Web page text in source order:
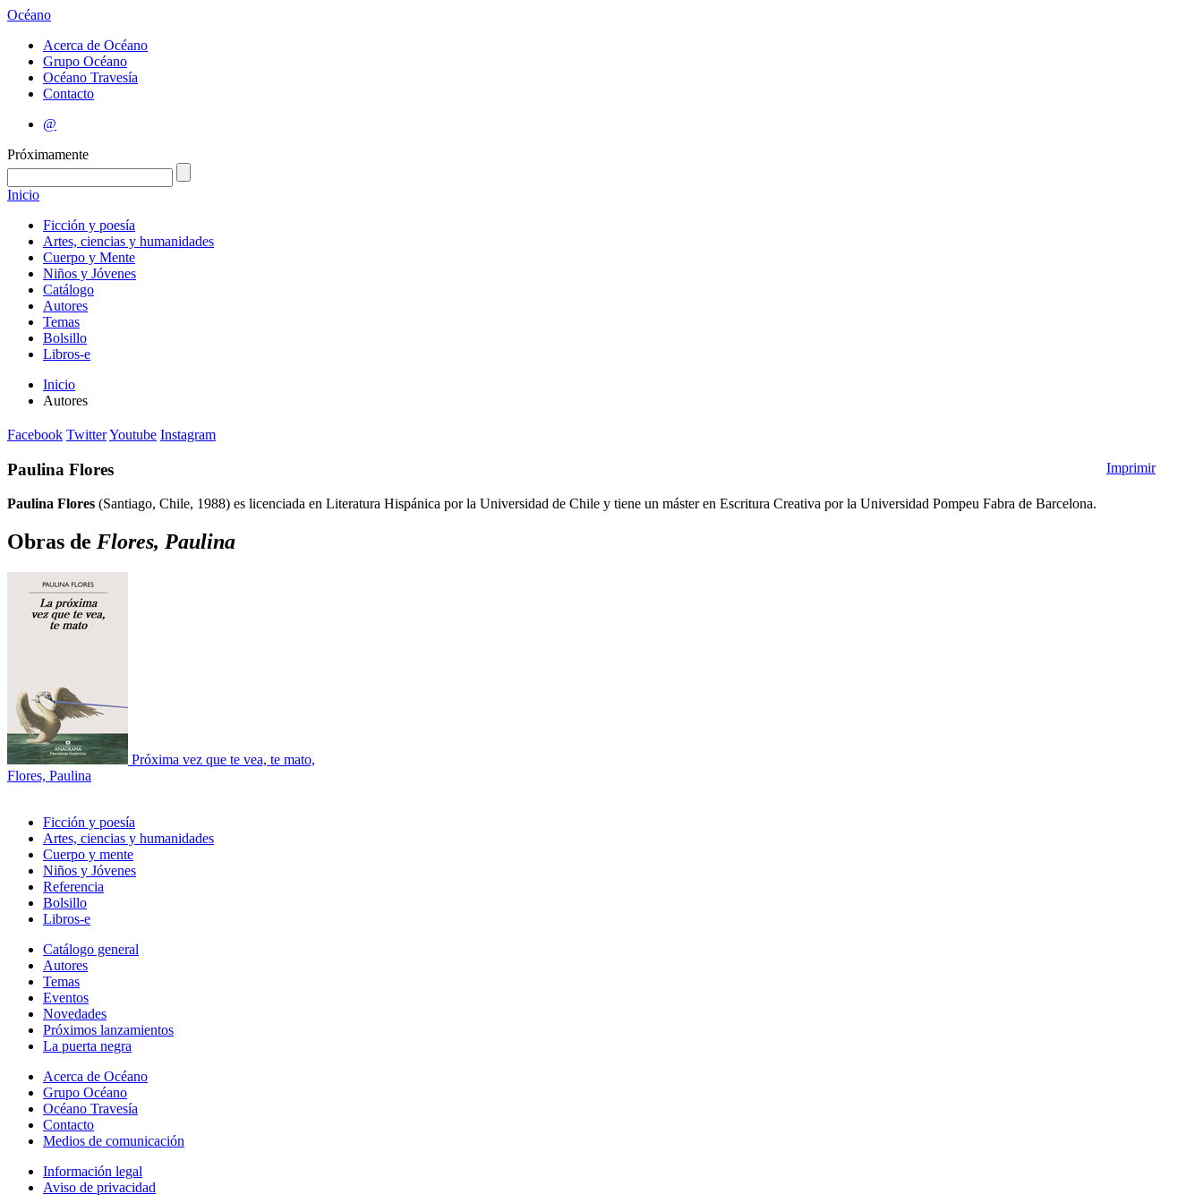
Océano
Acerca de Océano
Grupo Océano
Océano Travesía
Contacto
@
Próximamente
Inicio
Ficción y poesía
Artes, ciencias y humanidades
Cuerpo y Mente
Niños y Jóvenes
Catálogo
Autores
Temas
Bolsillo
Libros-e
Inicio
Autores
Facebook TwitterYoutube Instagram
Imprimir
Paulina Flores
Paulina Flores (Santiago, Chile, 1988) es licenciada en Literatura Hispánica por la Universidad de Chile y tiene un máster en Escritura Creativa por la Universidad Pompeu Fabra de Barcelona.
Obras de Flores, Paulina
Próxima vez que te vea, te mato,
Flores, Paulina
Ficción y poesía
Artes, ciencias y humanidades
Cuerpo y mente
Niños y Jóvenes
Referencia
Bolsillo
Libros-e
Catálogo general
Autores
Temas
Eventos
Novedades
Próximos lanzamientos
La puerta negra
Acerca de Océano
Grupo Océano
Océano Travesía
Contacto
Medios de comunicación
Información legal
Aviso de privacidad